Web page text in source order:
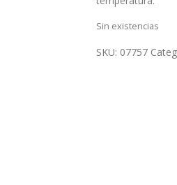
Sin existencias
SKU: 07757